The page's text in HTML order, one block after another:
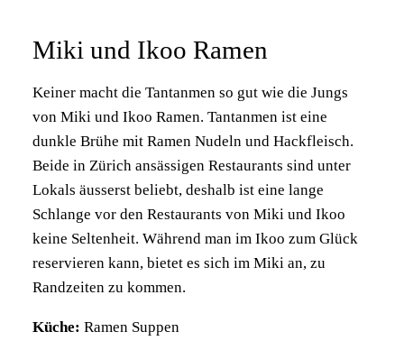
Miki und Ikoo Ramen
Keiner macht die Tantanmen so gut wie die Jungs
von Miki und Ikoo Ramen. Tantanmen ist eine
dunkle Brühe mit Ramen Nudeln und Hackfleisch.
Beide in Zürich ansässigen Restaurants sind unter
Lokals äusserst beliebt, deshalb ist eine lange
Schlange vor den Restaurants von Miki und Ikoo
keine Seltenheit. Während man im Ikoo zum Glück
reservieren kann, bietet es sich im Miki an, zu
Randzeiten zu kommen.
Küche: Ramen Suppen